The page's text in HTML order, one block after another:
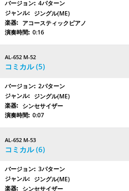
4パターン
ジングル(ME)
アコースティックピアノ
0:16
AL-652 M-52
コミカル (5)
2パターン
ジングル(ME)
シンセサイザー
0:07
AL-652 M-53
コミカル (6)
3パターン
ジングル(ME)
シンセサイザー